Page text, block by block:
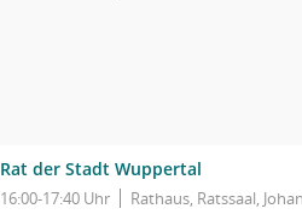
Rat der Stadt Wuppertal
16:00-17:40 Uhr Rathaus, Ratssaal,